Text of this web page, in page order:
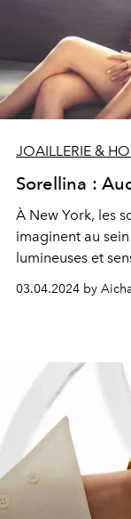
JOAILLERIE &
Sorellina :
À New York, les
imaginent au
lumineuses et
03.04.2024 by